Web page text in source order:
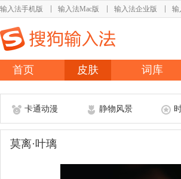
输入法手机版 输入法Mac版 输入法企业版 输
首页 皮肤 词库
卡通动漫 静物风景
莫离·叶璃